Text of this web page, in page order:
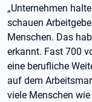
„Unternehmen
schauen
Menschen. Das
erkannt. Fast 700
eine berufliche
auf dem
viele Menschen